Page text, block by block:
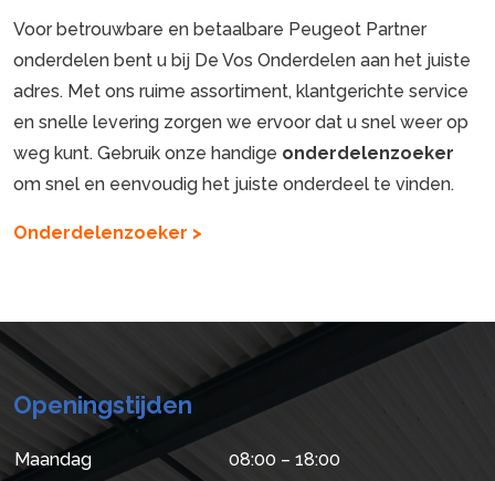
Voor betrouwbare en betaalbare Peugeot Partner
onderdelen bent u bij De Vos Onderdelen aan het juiste
adres. Met ons ruime assortiment, klantgerichte service
en snelle levering zorgen we ervoor dat u snel weer op
weg kunt. Gebruik onze handige onderdelenzoeker
om snel en eenvoudig het juiste onderdeel te vinden.
Onderdelenzoeker >
Openingstijden
Maandag
08:00 – 18:00